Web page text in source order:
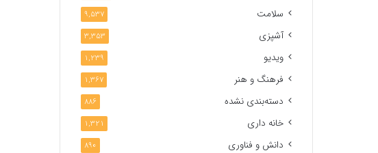
سلامت 9,537
آشپزی 3,353
ویدیو 1,239
فرهنگ و هنر 1,367
دسته‌بندی نشده 886
خانه داری 1,321
دانش و فناوری 890